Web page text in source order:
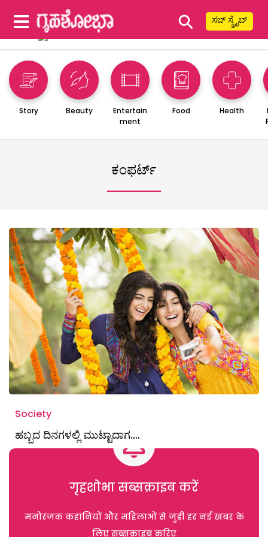
⚲ ಸಬ್ ಸ್ಕ್ರೈಬ್
Story Beauty
Entertain
ment
Food Health
ಕಂಫರ್ಟ್
Society
ಹಬ್ಬದ ದಿನಗಳಲ್ಲಿ ಮುಟ್ಟಾದಾಗ….
गृहशोभा सब्सक्राइब करें
मनोरंजक कहानियों और महिलाओं से जुड़ी हर नई खबर के
लिए सब्सक्राइब करिए